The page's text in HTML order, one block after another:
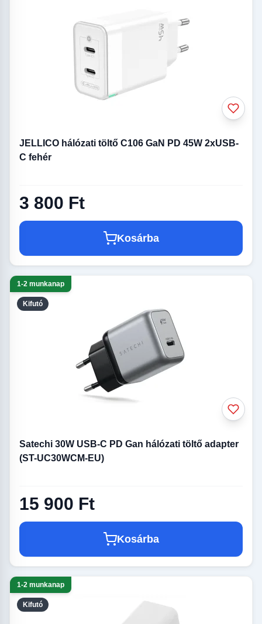
JELLICO hálózati töltő C106 GaN PD 45W 2xUSB-
C fehér
3 800 Ft
Kosárba
Kifutó
1-2 munkanap
Satechi 30W USB-C PD Gan hálózati töltő adapter
(ST-UC30WCM-EU)
15 900 Ft
Kosárba
Kifutó
1-2 munkanap